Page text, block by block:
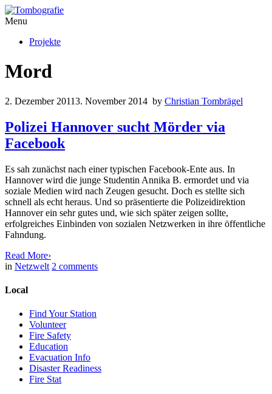
Menu
Projekte
Mord
2. Dezember 20113. November 2014 by Christian Tombrägel
Polizei Hannover sucht Mörder via
Facebook
Es sah zunächst nach einer typischen Facebook-Ente aus. In
Hannover wird die junge Studentin Annika B. ermordet und via
soziale Medien wird nach Zeugen gesucht. Doch es stellte sich
schnell als echt heraus. Und so präsentierte die Polizeidirektion
Hannover ein sehr gutes und, wie sich später zeigen sollte,
erfolgreiches Einbinden von sozialen Netzwerken in ihre öffentliche
Fahndung.
Read More›
in Netzwelt 2 comments
Local
Find Your Station
Volunteer
Fire Safety
Education
Evacuation Info
Disaster Readiness
Fire Stat